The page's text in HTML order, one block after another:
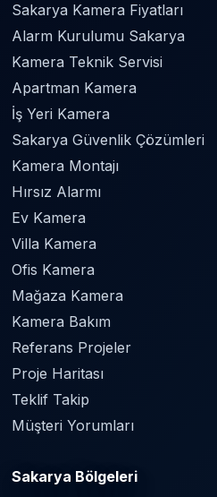
Sakarya Kamera Fiyatları
Alarm Kurulumu Sakarya
Kamera Teknik Servisi
Apartman Kamera
İş Yeri Kamera
Sakarya Güvenlik Çözümleri
Kamera Montajı
Hırsız Alarmı
Ev Kamera
Villa Kamera
Ofis Kamera
Mağaza Kamera
Kamera Bakım
Referans Projeler
Proje Haritası
Teklif Takip
Müşteri Yorumları
Sakarya Bölgeleri